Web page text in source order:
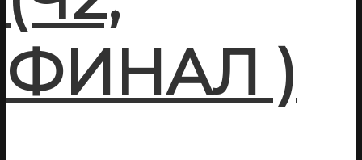
ФИНАЛ )